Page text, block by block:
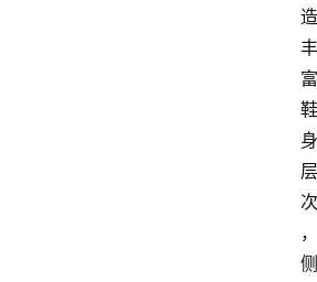
造
丰
富
鞋
身
层
次
，
侧